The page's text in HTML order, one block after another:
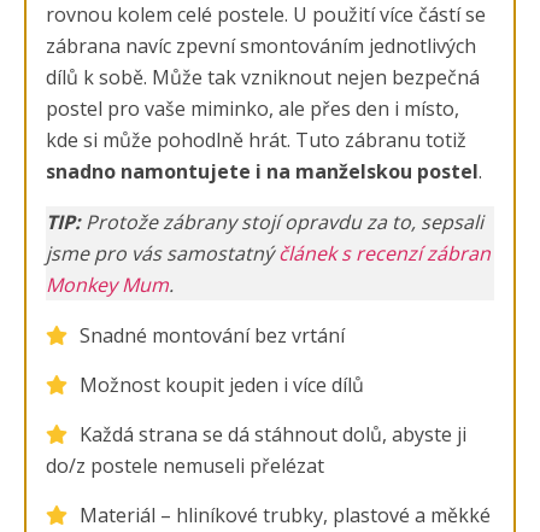
rovnou kolem celé postele. U použití více částí se
zábrana navíc zpevní smontováním jednotlivých
dílů k sobě. Může tak vzniknout nejen bezpečná
postel pro vaše miminko, ale přes den i místo,
kde si může pohodlně hrát. Tuto zábranu totiž
snadno namontujete i na manželskou postel.
TIP:Protože zábrany stojí opravdu za to, sepsali
jsme pro vás samostatnýčlánek s recenzí zábran
Monkey Mum.
Snadné montování bez vrtání
Možnost koupit jeden i více dílů
Každá strana se dá stáhnout dolů, abyste ji
do/z postele nemuseli přelézat
Materiál – hliníkové trubky, plastové a měkké